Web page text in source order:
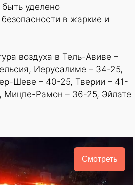
уделено
в жаркие и
воздуха в Тель-Авиве –
Иерусалиме – 34-25,
Шеве – 40-25, Тверии – 41-
Мицпе-Рамон – 36-25, Эйлате
Смотреть